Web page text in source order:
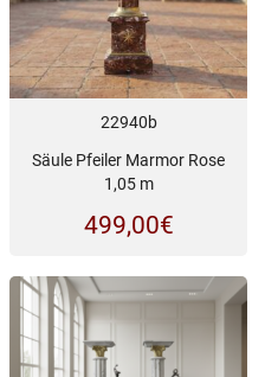
22940b
Säule Pfeiler Marmor Rose
1,05 m
499,00€